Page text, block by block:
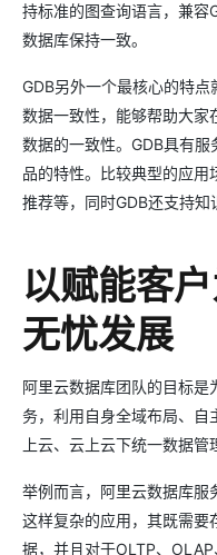
持标准的图查询语言，兼容
数据库保持一致。
GDB另外一个最核心的特
数据一致性，能够帮助大家
数据的一致性。GDB具有
品的特性。比较典型的应
推荐等，同时GDB还支持知
以赋能客
无忧发展
阿里云数据库团队的目标是
务，利用自身全域布局、自
上云、云上云下统一数据管
举例而言，阿里云数据库服
这样复杂的应用，其既需要
据，并且对于OLTP、